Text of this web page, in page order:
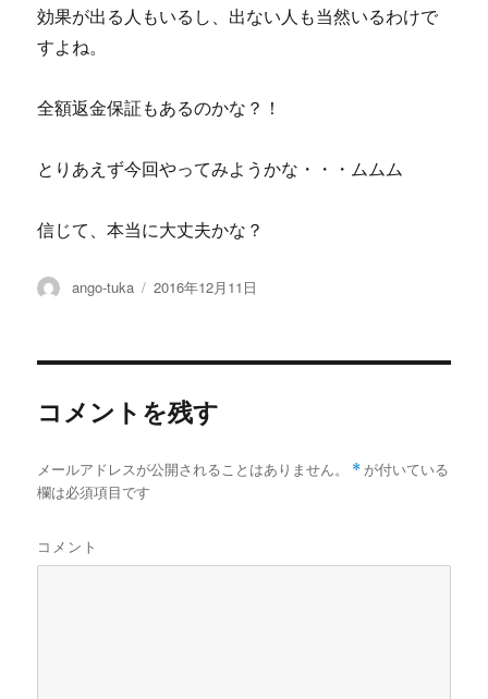
効果が出る人もいるし、出ない人も当然いるわけで
すよね。
全額返金保証もあるのかな？！
とりあえず今回やってみようかな・・・ムムム
信じて、本当に大丈夫かな？
投
ango-tuka
投
2016年12月11日
コメントを残す
メールアドレスが公開されることはありません。 * が付いている
欄は必須項目です
コメント